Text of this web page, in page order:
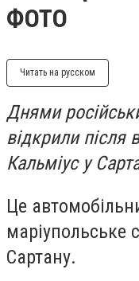
ФОТО
Читать на русском
Днями
відкрили після
Кальміус у
Це
маріупольське
Сартану.